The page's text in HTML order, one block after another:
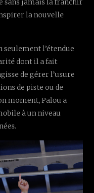
jamais la franchir
la nouvelle
seulement l’étendue
dont il a fait
de gérer l’usure
de piste ou de
moment, Palou a
à un niveau